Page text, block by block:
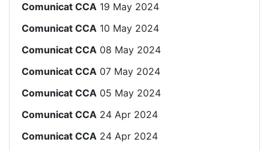
Comunicat CCA 19 May 2024
Comunicat CCA 10 May 2024
Comunicat CCA 08 May 2024
Comunicat CCA 07 May 2024
Comunicat CCA 05 May 2024
Comunicat CCA 24 Apr 2024
Comunicat CCA 24 Apr 2024